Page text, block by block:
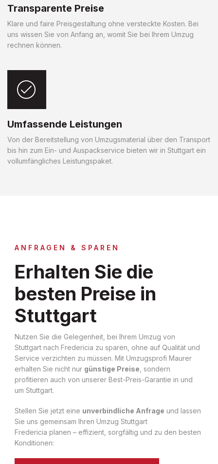
Transparente Preise
Klare und faire Preisgestaltung ohne versteckte Kosten. Bei
uns wissen Sie von Anfang an, womit Sie bei Ihrem Umzug
rechnen können.
Umfassende Leistungen
Von der Bereitstellung von Umzugsmaterial über den Transport
bis hin zum Ein- und Auspackservice bieten wir in Stuttgart ein
vollumfängliches Leistungspaket.
ANFRAGEN & SPAREN
Erhalten Sie die
besten Preise in
Stuttgart
Nutzen Sie die Gelegenheit, bei Ihrem Umzug von
Stuttgart nach Fredericia zu sparen, ohne auf Qualität und
Service verzichten zu müssen. Mit Umzugsprofi Maurer
erhalten Sie nicht nur günstige Preise , sondern
profitieren auch von unserer Best-Preis-Garantie in und
um Stuttgart.
Stellen Sie jetzt eine unverbindliche Anfrage und lassen
Sie uns gemeinsam Ihren Umzug Stuttgart
Fredericia planen – effizient, sorgfältig und zu den besten
Konditionen: